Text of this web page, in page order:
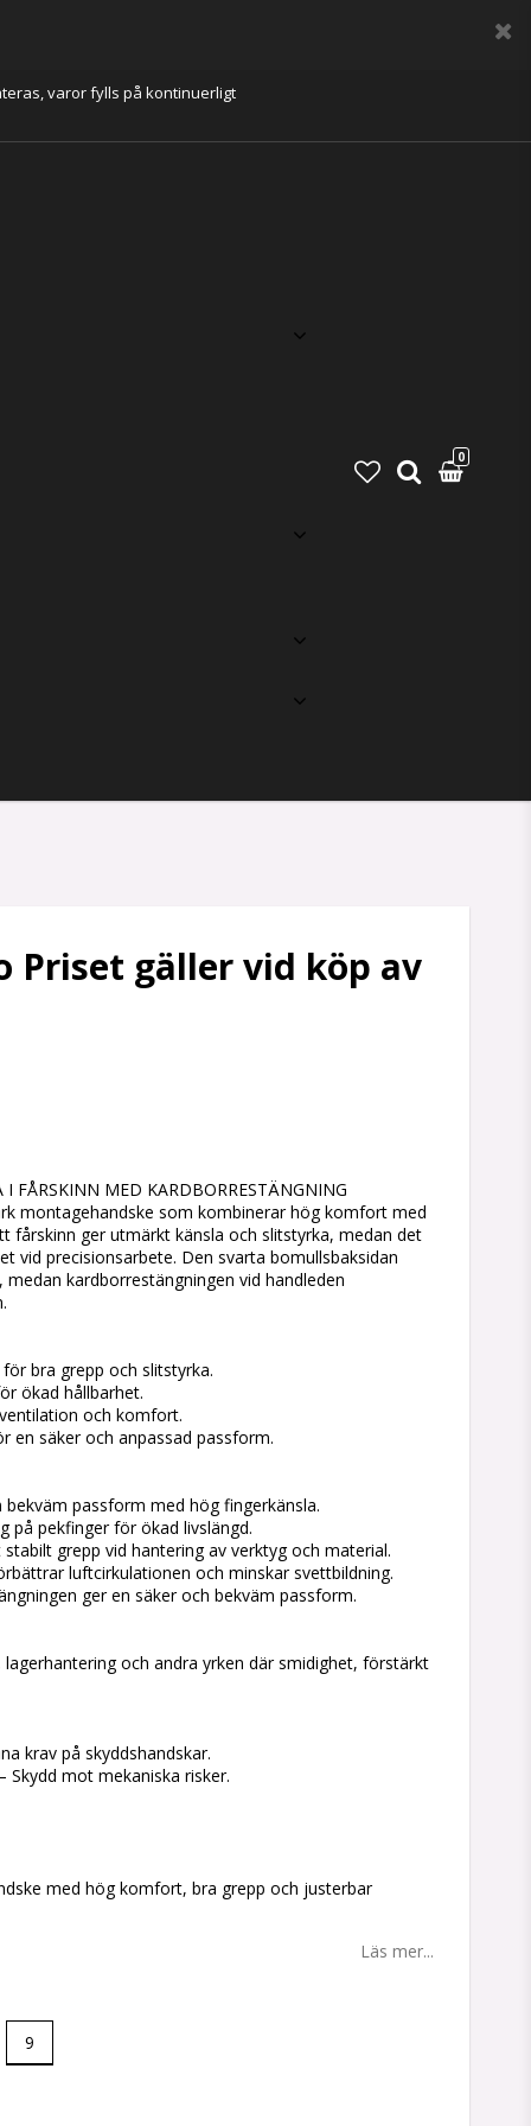
varor fylls på kontinuerligt
0
Priset gäller vid köp av
FÅRSKINN MED KARDBORRESTÄNGNING
montagehandske som kombinerar hög komfort med
fårskinn ger utmärkt känsla och slitstyrka, medan det
vid precisionsarbete. Den svarta bomullsbaksidan
kardborrestängningen vid handleden
bra grepp och slitstyrka.
ökad hållbarhet.
och komfort.
en säker och anpassad passform.
passform med hög fingerkänsla.
på pekfinger för ökad livslängd.
grepp vid hantering av verktyg och material.
luftcirkulationen och minskar svettbildning.
ger en säker och bekväm passform.
och andra yrken där smidighet, förstärkt
krav på skyddshandskar.
Skydd mot mekaniska risker.
med hög komfort, bra grepp och justerbar
Läs mer...
9